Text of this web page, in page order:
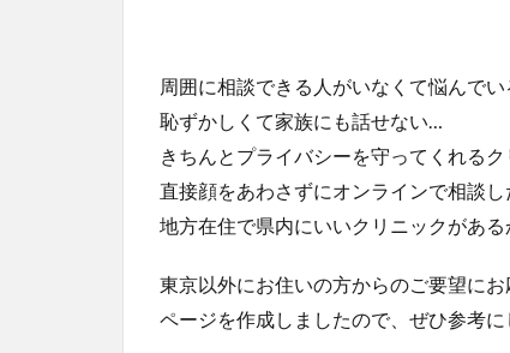
周囲に相談できる人がいなくて悩んでい
恥ずかしくて家族にも話せない…
きちんとプライバシーを守ってくれるク
直接顔をあわさずにオンラインで相談し
地方在住で県内にいいクリニックがある
東京以外にお住いの方からのご要望に
ページを作成しましたので、ぜひ参考に